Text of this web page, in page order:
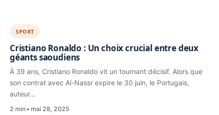
SPORT
Cristiano Ronaldo : Un choix crucial entre deux
géants saoudiens
À 39 ans, Cristiano Ronaldo vit un tournant décisif. Alors que
son contrat avec Al-Nassr expire le 30 juin, le Portugais,
auteur…
2 min mai 28, 2025